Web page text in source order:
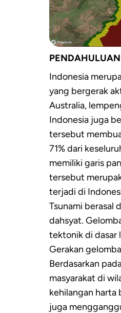
PENDAHULUAN
Indonesia
yang bergerak
Australia,
Indonesia juga
tersebut
71% dari
memiliki garis
tersebut
terjadi di
Tsunami berasal
dahsyat.
tektonik di dasar
Gerakan
Berdasarkan
masyarakat di
kehilangan harta
juga